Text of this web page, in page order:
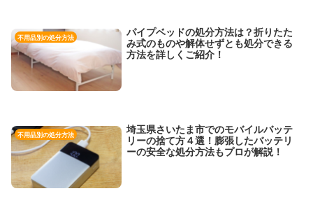
不用品別の処分方法
パイプベッドの処分方法は？折りたた
み式のものや解体せずとも処分できる
方法を詳しくご紹介！
不用品別の処分方法
埼玉県さいたま市でのモバイルバッテ
リーの捨て方４選！膨張したバッテリ
ーの安全な処分方法もプロが解説！